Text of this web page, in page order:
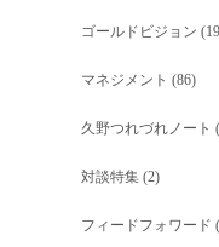
ゴールドビジョン
マネジメント (86)
久野つれづれノート
対談特集(2)
フィードフォワード